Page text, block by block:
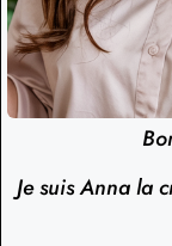
Je suis Anna la